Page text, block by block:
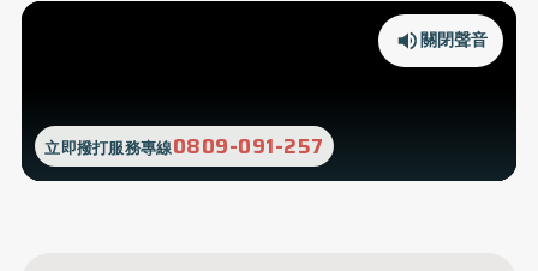
立即撥打服務專線0809-091-257
關閉聲音